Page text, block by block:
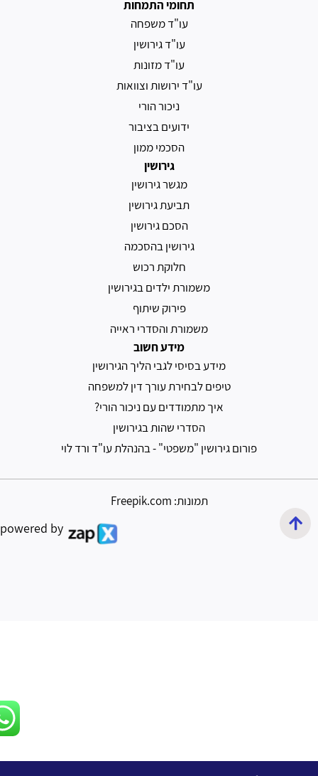
תחומי התמחות
עו"ד משפחה
עו"ד גירושין
עו"ד מזונות
עו"ד ירושות וצוואות
ניכור הורי
ידועים בציבור
הסכמי ממון
גירושין
מגשר גירושין
תביעת גירושין
הסכם גירושין
גירושין בהסכמה
חלוקת רכוש
משמורת ילדים בגירושין
פירוק שיתוף
משמורת והסדרי ראייה
מידע חשוב
מידע בסיסי לגבי הליך הגירושין
טיפים לבחירת עורך דין למשפחה
איך מתמודדים עם ניכור הורי?
הסדרי שהות בגירושין
פורום גירושין "משפטי" - בהנהלת עו"ד ורד לוי
תמונות: Freepik.com
powered by